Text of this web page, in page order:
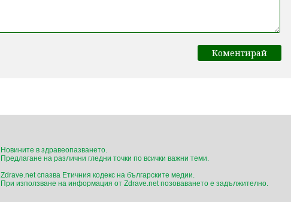
Новините в здравеопазването.
Предлагане на различни гледни точки по всички важни теми.
Zdrave.net спазва Етичния кодекс на българските медии.
При използване на информация от Zdrave.net позоваването е задължително.